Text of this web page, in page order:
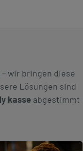
wir bringen diese
Lösungen sind
kasse abgestimmt